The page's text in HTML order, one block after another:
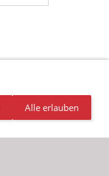
Alle erlauben